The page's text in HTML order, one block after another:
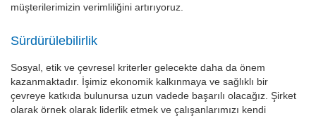
müşterilerimizin verimliliğini artırıyoruz.
Sürdürülebilirlik
Sosyal, etik ve çevresel kriterler gelecekte daha da önem
kazanmaktadır. İşimiz ekonomik kalkınmaya ve sağlıklı bir
çevreye katkıda bulunursa uzun vadede başarılı olacağız. Şirket
olarak örnek olarak liderlik etmek ve çalışanlarımızı kendi